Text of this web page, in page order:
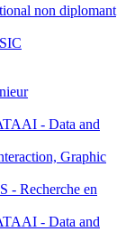
non diplomant
- Data and
Graphic
- Recherche en
- Data and